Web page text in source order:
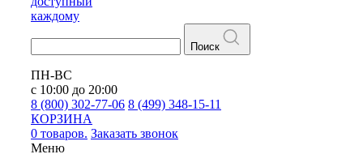
каждому
Поиск
ПН-ВС
с 10:00 до 20:00
8 (800) 302-77-06 8 (499) 348-15-11
КОРЗИНА
0 товаров. Заказать звонок
Меню